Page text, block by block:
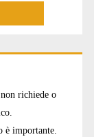
richiede o
è importante.